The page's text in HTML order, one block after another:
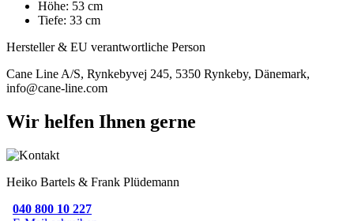
Höhe: 53 cm
Tiefe: 33 cm
Hersteller & EU verantwortliche Person
Cane Line A/S, Rynkebyvej 245, 5350 Rynkeby, Dänemark,
info@cane-line.com
Wir helfen Ihnen gerne
Heiko Bartels & Frank Plüdemann
040 800 10 227